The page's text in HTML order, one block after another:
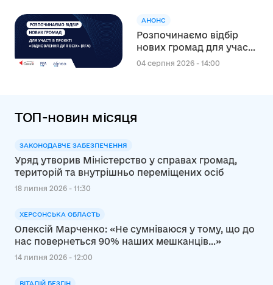
АНОНС
Розпочинаємо відбір
нових громад для участі
в канадському проєкті
04 серпня 2026 - 14:00
ТОП-новин місяця
ЗАКОНОДАВЧЕ ЗАБЕЗПЕЧЕННЯ
Уряд утворив Міністерство у справах громад,
територій та внутрішньо переміщених осіб
18 липня 2026 - 11:30
ХЕРСОНСЬКА ОБЛАСТЬ
Олексій Марченко: «Не сумніваюся у тому, що до
нас повернеться 90% наших мешканців…»
14 липня 2026 - 12:00
ВІТАЛІЙ БЕЗГІН